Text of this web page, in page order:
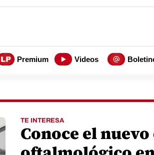
Premium Videos
TE INTERESA
Conoce el